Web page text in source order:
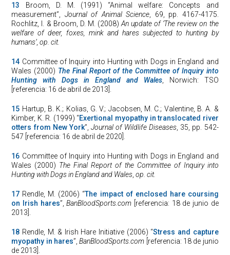
13 Broom, D. M. (1991) “Animal welfare: Concepts and
measurement”, Journal of Animal Science , 69, pp. 4167-4175.
Rochlitz, I. & Broom, D. M. (2008)An update of ‘The review on the
welfare of deer, foxes, mink and hares subjected to hunting by
humans’,op. cit.
14 Committee of Inquiry into Hunting with Dogs in England and
Wales (2000) The Final Report of the Committee of Inquiry into
Hunting with Dogs in England and Wales, Norwich: TSO
[referencia: 16 de abril de 2013].
15 Hartup, B. K.; Kolias, G. V.; Jacobsen, M. C.; Valentine, B. A. &
Kimber, K. R. (1999) “Exertional myopathy in translocated river
otters from New York”, Journal of Wildlife Diseases , 35, pp. 542-
547 [referencia: 16 de abril de 2020].
16 Committee of Inquiry into Hunting with Dogs in England and
Wales (2000) The Final Report of the Committee of Inquiry into
Hunting with Dogs in England and Wales ,op. cit.
17 Rendle, M. (2006) “The impact of enclosed hare coursing
on Irish hares”,BanBloodSports.com [referencia: 18 de junio de
2013].
18 Rendle, M. & Irish Hare Initiative (2006) “Stress and capture
myopathy in hares”,BanBloodSports.com [referencia: 18 de junio
de 2013].